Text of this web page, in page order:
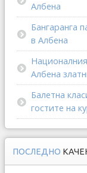
Албена
Бангаранга
в Албена
Албена
Балетна
гостите на
ПОСЛЕДНО